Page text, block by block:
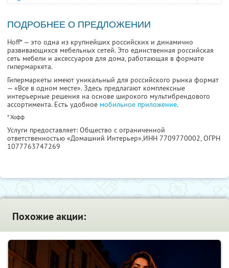
ПОДРОБНЕЕ О ПРЕДЛОЖЕНИИ
Hoff* — это одна из крупнейших российских и динамично
развивающихся мебельных сетей. Это единственная российская
сеть мебели и аксессуаров для дома, работающая в формате
гипермаркета.
Гипермаркеты имеют уникальный для российского рынка формат
— «Все в одном месте». Здесь предлагают комплексные
интерьерные решения на основе широкого мультибрендового
ассортимента. Есть удобное мобильное приложение.
* Хофф
Услуги предоставляет: Общество с ограниченной
ответственностью «Домашний Интерьер»,ИНН 7709770002, ОГРН
1077763747269
Похожие акции: